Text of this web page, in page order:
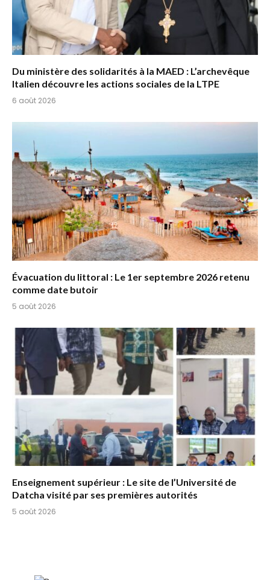
Du ministère des solidarités à la MAED : L’archevêque
Italien découvre les actions sociales de la LTPE
6 août 2026
Évacuation du littoral : Le 1er septembre 2026 retenu
comme date butoir
5 août 2026
Enseignement supérieur : Le site de l’Université de
Datcha visité par ses premières autorités
5 août 2026